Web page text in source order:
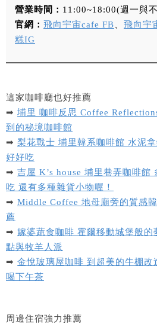
營業時間： 11:00~18:00(週一與
官網： 飛向宇宙cafe FB 飛向宇
糕IG
這家咖啡廳也好推薦
➡ 埔里 咖啡反思 Coffee
到的秘境咖啡館
➡ 梨花戰士 埔里韓系咖啡館 水泥
好好吃
➡ 吉屋 K’s house 埔里巷弄咖啡館
吃 還有多種雜貨小物喔！
➡ Middle Coffee 地母廟旁的質感
薦
➡ 嫁婆蔬食咖啡 霍爾移動城堡般的
點與牧羊人派
➡ 金悅玻璃屋咖啡 到超美的牛棚改
喝下午茶
周邊住宿強力推薦